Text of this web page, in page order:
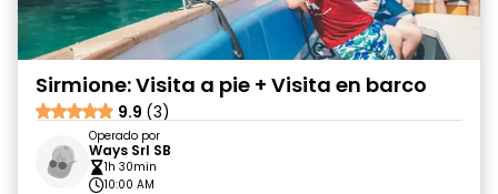
Sirmione: Visita a pie + Visita en barco
9.9 (3)
Operado por
Ways Srl SB
1h 30min
10:00 AM